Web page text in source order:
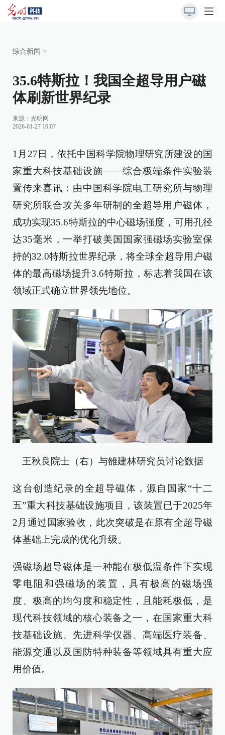
综合新闻 >
35.6特斯拉！我国全超导用户磁
体刷新世界纪录
来源： 光明网
2026-01-27 16:07
1月27日，依托中国科学院物理研究所建设的国
家重大科技基础设施——综合极端条件实验装
置传来喜讯：由中国科学院电工研究所与物理
研究所联合攻关多年研制的全超导用户磁体，
成功实现35.6特斯拉的中心磁场强度，可用孔径
达35毫米，一举打破美国国家强磁场实验室保
持的32.0特斯拉世界纪录，将全球全超导用户磁
体的最高磁场提升3.6特斯拉，标志着我国在该
领域正式确立世界领先地位。
王秋良院士（右）与雒建林研究员讨论数据
这台创造纪录的全超导磁体，源自国家“十二
五”重大科技基础设施项目，该装置已于2025年
2月通过国家验收，此次突破是在原有全超导磁
体基础上完成的优化升级。
强磁场超导磁体是一种能在极低温条件下实现
零电阻和强磁场的装置，具有极高的磁场强
度、极高的均匀度和稳定性，且能耗极低，是
现代科技领域的核心装备之一，在国家重大科
技基础设施、先进科学仪器、高端医疗装备、
能源交通以及国防特种装备等领域具有重大应
用价值。